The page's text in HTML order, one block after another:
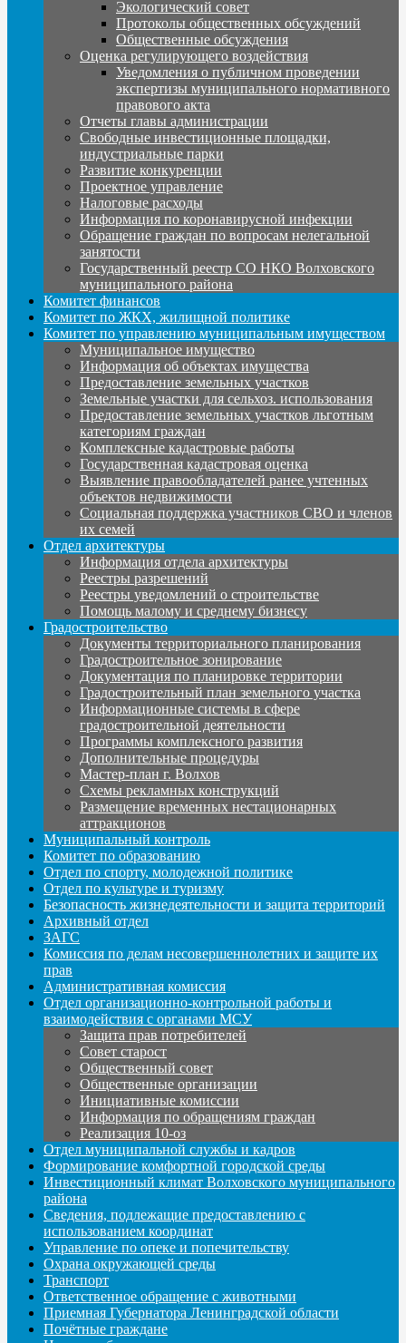
Экологический совет
Протоколы общественных обсуждений
Общественные обсуждения
Оценка регулирующего воздействия
Уведомления о публичном проведении
экспертизы муниципального нормативного
правового акта
Отчеты главы администрации
Свободные инвестиционные площадки,
индустриальные парки
Развитие конкуренции
Проектное управление
Налоговые расходы
Информация по коронавирусной инфекции
Обращение граждан по вопросам нелегальной
занятости
Государственный реестр СО НКО Волховского
муниципального района
Комитет финансов
Комитет по ЖКХ, жилищной политике
Комитет по управлению муниципальным имуществом
Муниципальное имущество
Информация об объектах имущества
Предоставление земельных участков
Земельные участки для сельхоз. использования
Предоставление земельных участков льготным
категориям граждан
Комплексные кадастровые работы
Государственная кадастровая оценка
Выявление правообладателей ранее учтенных
объектов недвижимости
Социальная поддержка участников СВО и членов
их семей
Отдел архитектуры
Информация отдела архитектуры
Реестры разрешений
Реестры уведомлений о строительстве
Помощь малому и среднему бизнесу
Градостроительство
Документы территориального планирования
Градостроительное зонирование
Документация по планировке территории
Градостроительный план земельного участка
Информационные системы в сфере
градостроительной деятельности
Программы комплексного развития
Дополнительные процедуры
Мастер-план г. Волхов
Схемы рекламных конструкций
Размещение временных нестационарных
аттракционов
Муниципальный контроль
Комитет по образованию
Отдел по спорту, молодежной политике
Отдел по культуре и туризму
Безопасность жизнедеятельности и защита территорий
Архивный отдел
ЗАГС
Комиссия по делам несовершеннолетних и защите их
прав
Административная комиссия
Отдел организационно-контрольной работы и
взаимодействия с органами МСУ
Защита прав потребителей
Совет старост
Общественный совет
Общественные организации
Инициативные комиссии
Информация по обращениям граждан
Реализация 10-оз
Отдел муниципальной службы и кадров
Формирование комфортной городской среды
Инвестиционный климат Волховского муниципального
района
Сведения, подлежащие предоставлению с
использованием координат
Управление по опеке и попечительству
Охрана окружающей среды
Транспорт
Ответственное обращение с животными
Приемная Губернатора Ленинградской области
Почётные граждане